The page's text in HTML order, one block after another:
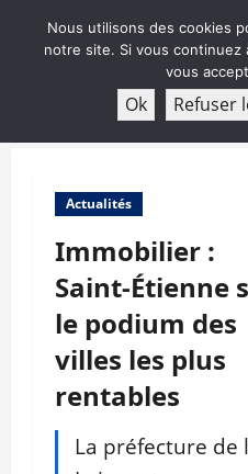
Actualités
Immobilier :
Saint-Étienne
le podium des
villes les plus
rentables
La préfecture de
Nous utilisons des cookies
notre site. Si vous
vous
Ok Refuser